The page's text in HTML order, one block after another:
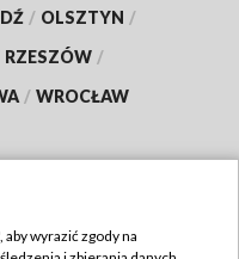
/ OLSZTYN /
RZESZÓW /
/ WROCŁAW
wyrazić zgody na